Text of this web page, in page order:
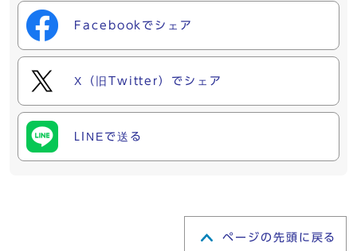
Facebookでシェア
X（旧Twitter）でシェア
LINEで送る
ページの先頭に戻る